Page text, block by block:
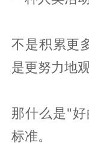
不是积累更
是更努力地
那什么是"
标准。